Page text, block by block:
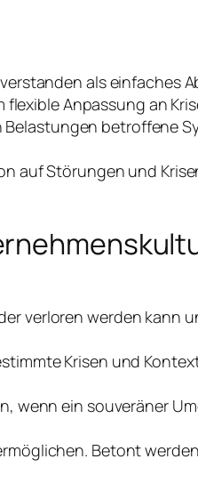
als einfaches
Anpassung an
betroffene
auf Störungen und
verloren werden kann
Krisen und
wenn ein souveräner
Betont